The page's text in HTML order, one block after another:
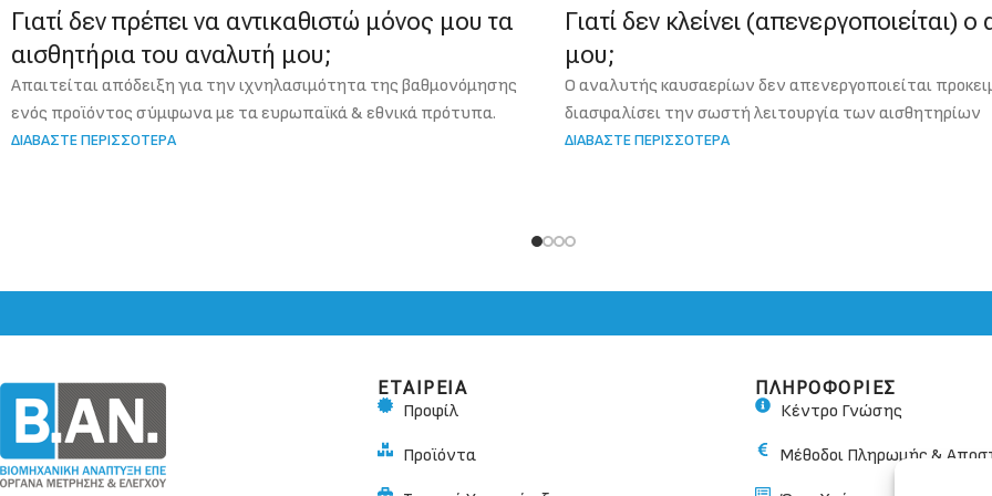
Γιατί δεν πρέπει να αντικαθιστώ μόνος μου τα
αισθητήρια του αναλυτή μου;
Απαιτείται απόδειξη για την ιχνηλασιμότητα της βαθμονόμησης
ενός προϊόντος σύμφωνα με τα ευρωπαϊκά & εθνικά πρότυπα.
ΔΙΑΒΑΣΤΕ ΠΕΡΙΣΣΟΤΕΡΑ
Γιατί δεν κλείνει (απενεργοποιείται)
μου;
Ο αναλυτής καυσαερίων δεν απενεργοποιείται
διασφαλίσει την σωστή λειτουργία των αισθητηρίων
ΔΙΑΒΑΣΤΕ ΠΕΡΙΣΣΟΤΕΡΑ
ΕΤΑΙΡΕΙΑ
Προφίλ
Προϊόντα
ΠΛΗΡΟΦΟΡΙΕΣ
Κέντρο Γνώσης
Μέθοδοι Πληρωμής &